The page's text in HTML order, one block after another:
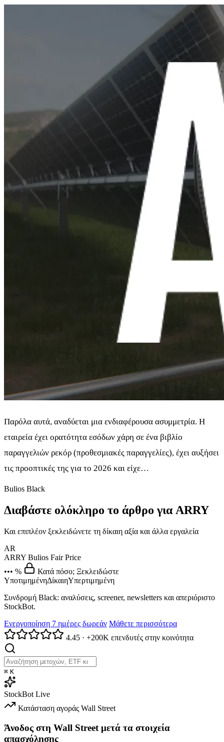
Παρόλα αυτά, αναδύεται μια ενδιαφέρουσα ασυμμετρία. Η
εταιρεία έχει ορατότητα εσόδων χάρη σε ένα βιβλίο
παραγγελιών ρεκόρ (προθεσμιακές παραγγελίες), έχει αυξήσει
τις προοπτικές της για το 2026 και είχε…
Bulios Black
Διαβάστε ολόκληρο το άρθρο για ARRY
Και επιπλέον ξεκλειδώνετε τη δίκαιη αξία και άλλα εργαλεία
AR
ARRY Bulios Fair Price
••• %
Κατά πόσο; Ξεκλειδώστε
ΥποτιμημένηΔίκαιηΥπερτιμημένη
Συνδρομή Black: αναλύσεις, screener, newsletters και απεριόριστο
StockBot.
Ενεργοποίηση 7 ημέρες δωρεάν Μάθετε περισσότερα
4.45 · +200K επενδυτές στην κοινότητα
⌘ K
StockBot Live
Κατάσταση αγοράς Wall Street
Άνοδος στη Wall Street μετά τα στοιχεία
απασχόλησης